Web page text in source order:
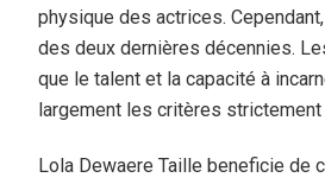
physique des actrices.
des deux dernières décennies.
que le talent et la capacité à
largement les critères
Lola Dewaere Taille beneficie de